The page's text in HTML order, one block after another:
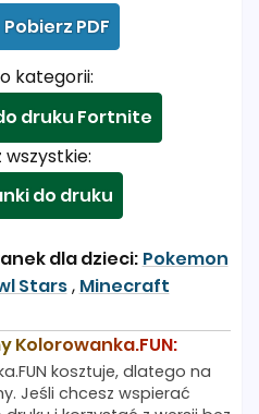
Pobierz PDF
kategorii:
druku Fortnite
wszystkie:
do druku
dla dzieci: Pokemon
Stars, Minecraft
Kolorowanka.FUN:
kosztuje, dlatego na
Jeśli chcesz wspierać